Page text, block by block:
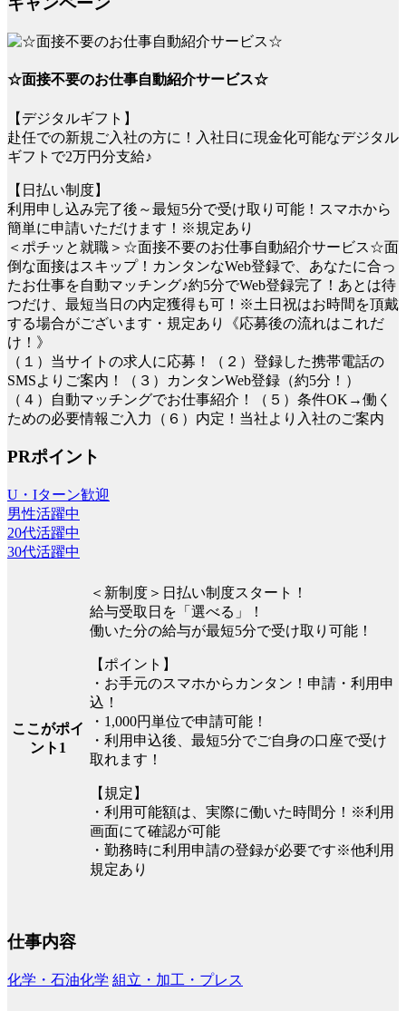
☆面接不要のお仕事自動紹介サービス☆
【デジタルギフト】
赴任での新規ご入社の方に！入社日に現金化可能なデジタル
ギフトで2万円分支給♪
【日払い制度】
利用申し込み完了後～最短5分で受け取り可能！スマホから
簡単に申請いただけます！※規定あり
＜ポチッと就職＞☆面接不要のお仕事自動紹介サービス☆面
倒な面接はスキップ！カンタンなWeb登録で、あなたに合っ
たお仕事を自動マッチング♪約5分でWeb登録完了！あとは待
つだけ、最短当日の内定獲得も可！※土日祝はお時間を頂戴
する場合がございます・規定あり《応募後の流れはこれだ
け！》
（１）当サイトの求人に応募！（２）登録した携帯電話の
SMSよりご案内！（３）カンタンWeb登録（約5分！）
（４）自動マッチングでお仕事紹介！（５）条件OK→働く
ための必要情報ご入力（６）内定！当社より入社のご案内
PRポイント
U・Iターン歓迎
男性活躍中
20代活躍中
30代活躍中
ここがポイ
ント1
＜新制度＞日払い制度スタート！
給与受取日を「選べる」！
働いた分の給与が最短5分で受け取り可能！
【ポイント】
・お手元のスマホからカンタン！申請・利用申
込！
・1,000円単位で申請可能！
・利用申込後、最短5分でご自身の口座で受け
取れます！
【規定】
・利用可能額は、実際に働いた時間分！※利用
画面にて確認が可能
・勤務時に利用申請の登録が必要です※他利用
規定あり
仕事内容
化学・石油化学 組立・加工・プレス